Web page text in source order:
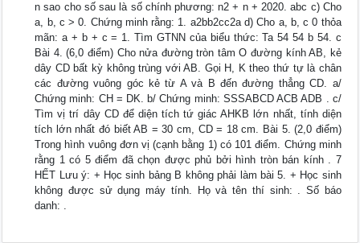
n sao cho số sau là số chính phương: n2 + n + 2020. abc c) Cho
a, b, c > 0. Chứng minh rằng: 1. a2bb2cc2a d) Cho a, b, c 0 thỏa
mãn: a + b + c = 1. Tìm GTNN của biểu thức: Ta 54 54 b 54. c
Bài 4. (6,0 điểm) Cho nửa đường tròn tâm O đường kính AB, kẻ
dây CD bất kỳ không trùng với AB. Gọi H, K theo thứ tự là chân
các đường vuông góc kẻ từ A và B đến đường thẳng CD. a/
Chứng minh: CH = DK. b/ Chứng minh: SSSABCD ACB ADB . c/
Tìm vị trí dây CD để diện tích tứ giác AHKB lớn nhất, tính diện
tích lớn nhất đó biết AB = 30 cm, CD = 18 cm. Bài 5. (2,0 điểm)
Trong hình vuông đơn vị (cạnh bằng 1) có 101 điểm. Chứng minh
rằng 1 có 5 điểm đã chọn được phủ bởi hình tròn bán kính . 7
HẾT Lưu ý: + Học sinh bảng B không phải làm bài 5. + Học sinh
không được sử dụng máy tính. Họ và tên thí sinh: . Số báo
danh: .